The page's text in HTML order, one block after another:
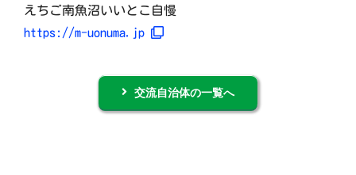
えちご南魚沼いいとこ自慢
https://m-uonuma.jp
交流自治体の一覧へ